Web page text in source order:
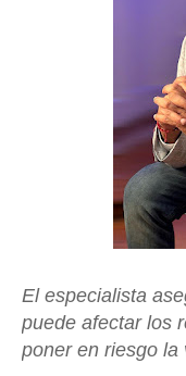
El especialista
puede afectar los
poner en riesgo la